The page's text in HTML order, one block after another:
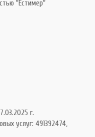
"Естимер"
г.
услуг: 491392474,